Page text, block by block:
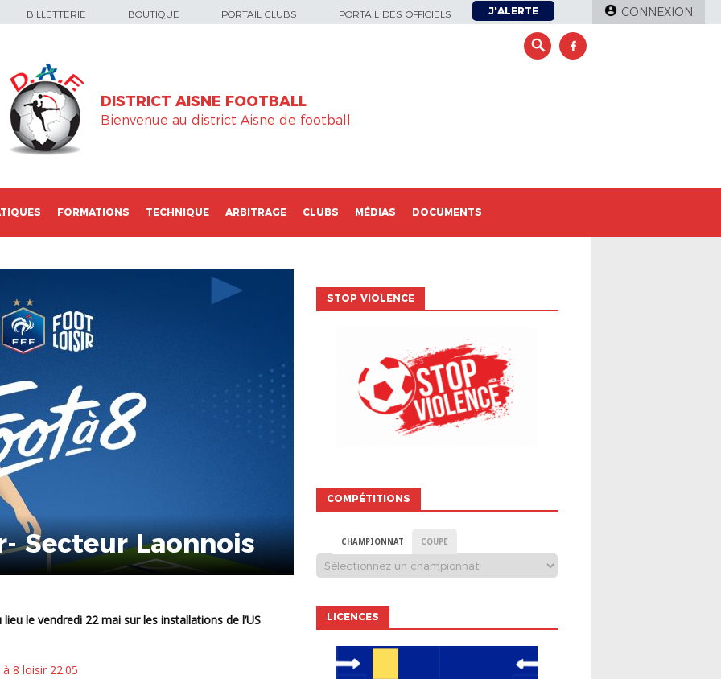
BILLETTERIE BOUTIQUE PORTAIL CLUBS PORTAIL DES OFFICIELS J'ALERTE CONNEXION
DISTRICT AISNE FOOTBALL
Bienvenue au district Aisne de football
FORMATIONS TECHNIQUE ARBITRAGE CLUBS MÉDIAS DOCUMENTS
Secteur Laonnois
8 loisir 22.05
STOP VIOLENCE
COMPÉTITIONS
CHAMPIONNAT COUPE
LICENCES